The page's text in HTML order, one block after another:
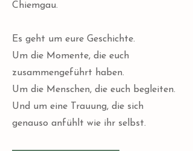
Chiemgau.
Es geht um eure Geschichte.
Um die Momente, die euch
zusammengeführt haben.
Um die Menschen, die euch begleiten.
Und um eine Trauung, die sich
genauso anfühlt wie ihr selbst.